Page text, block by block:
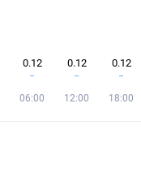
0.12
06:00
0.12
12:00
0.12
18:00